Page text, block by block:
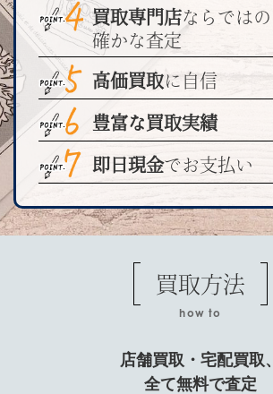
買取専門店ならではの
確かな査定
高価買取に自信
豊富な買取実績
即日現金でお支払い
買取方法
how to
店舗買取・宅配買取、
全て無料で査定